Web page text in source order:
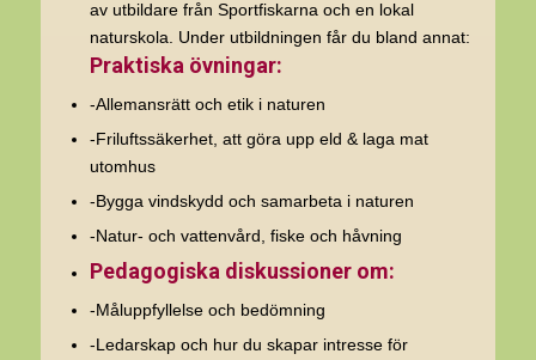
av utbildare från Sportfiskarna och en lokal
naturskola. Under utbildningen får du bland annat:
Praktiska övningar:
-Allemansrätt och etik i naturen
-Friluftssäkerhet, att göra upp eld & laga mat
utomhus
-Bygga vindskydd och samarbeta i naturen
-Natur- och vattenvård, fiske och håvning
Pedagogiska diskussioner om:
-Måluppfyllelse och bedömning
-Ledarskap och hur du skapar intresse för